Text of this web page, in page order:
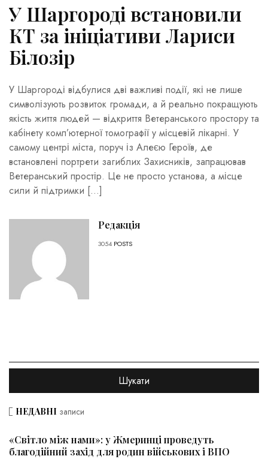
У Шаргороді встановили
КТ за ініціативи Лариси
Білозір
У Шаргороді відбулися дві важливі події, які не лише
символізують розвиток громади, а й реально покращують
якість життя людей — відкриття Ветеранського простору та
кабінету комп’ютерної томографії у місцевій лікарні. У
самому центрі міста, поруч із Алеєю Героїв, де
встановлені портрети загиблих Захисників, запрацював
Ветеранський простір. Це не просто установа, а місце
сили й підтримки […]
Редакція
3054 POSTS
НЕДАВНІ записи
«Світло між нами»: у Жмеринці проведуть
благодійний захід для родин військових і ВПО